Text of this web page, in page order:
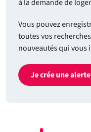
à la demande de
Vous pouvez
toutes vos
nouveautés qui vous
Je crée une